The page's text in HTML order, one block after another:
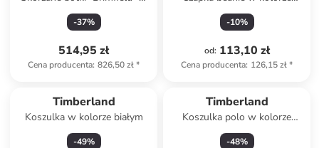
kolorze czarnym
-37%
514,95 zł
Cena producenta: 826,50 zł*
niebieskim
-10%
od: 113,10 zł
Cena producenta: 126,15 zł*
Timberland
Koszulka w kolorze białym
-49%
Timberland
Koszulka polo w kolorze
granatowym
-48%